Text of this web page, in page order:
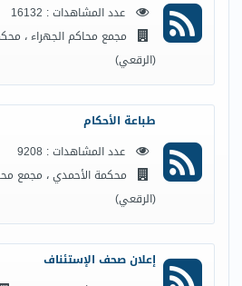
عدد المشاهدات : 16132
مجمع محاكم الجهراء ،
(الرقعي)
طباعة الأحكام
عدد المشاهدات : 9208
محكمة الأحمدي ، مجمع
(الرقعي)
إعلان صحف الإستئناف